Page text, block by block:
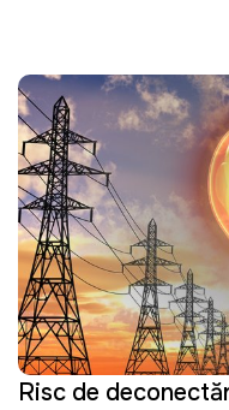
Risc de